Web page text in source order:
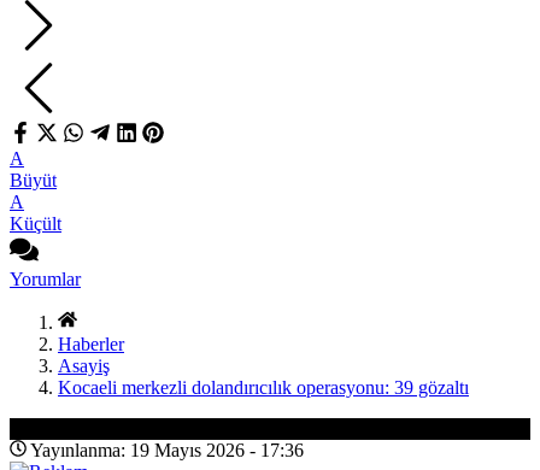
A
Büyüt
A
Küçült
Yorumlar
Haberler
Asayiş
Kocaeli merkezli dolandırıcılık operasyonu: 39 gözaltı
Yayınlanma: 19 Mayıs 2026 - 17:36